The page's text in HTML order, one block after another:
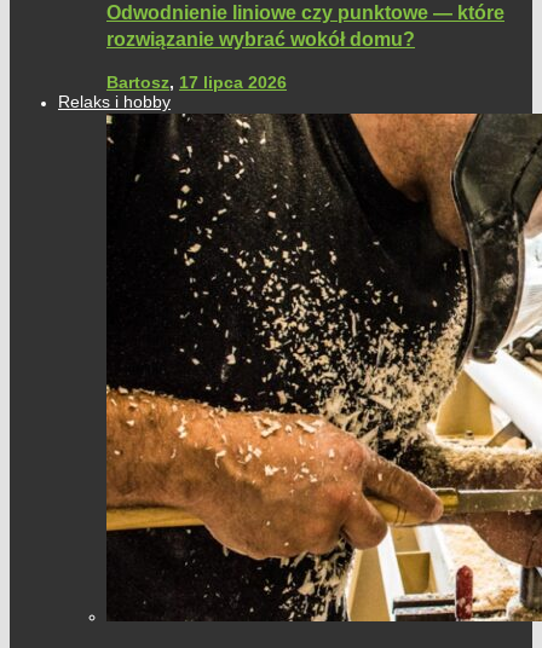
Odwodnienie liniowe czy punktowe — które
rozwiązanie wybrać wokół domu?
Bartosz, 17 lipca 2026
Relaks i hobby